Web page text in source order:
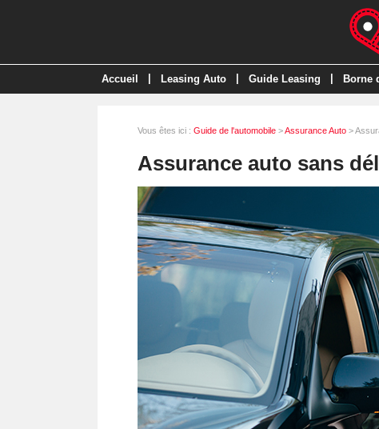
Accueil Leasing Auto Guide Leasing Borne
Vous êtes ici : Guide de l'automobile >Assurance Auto >
Assurance auto sans